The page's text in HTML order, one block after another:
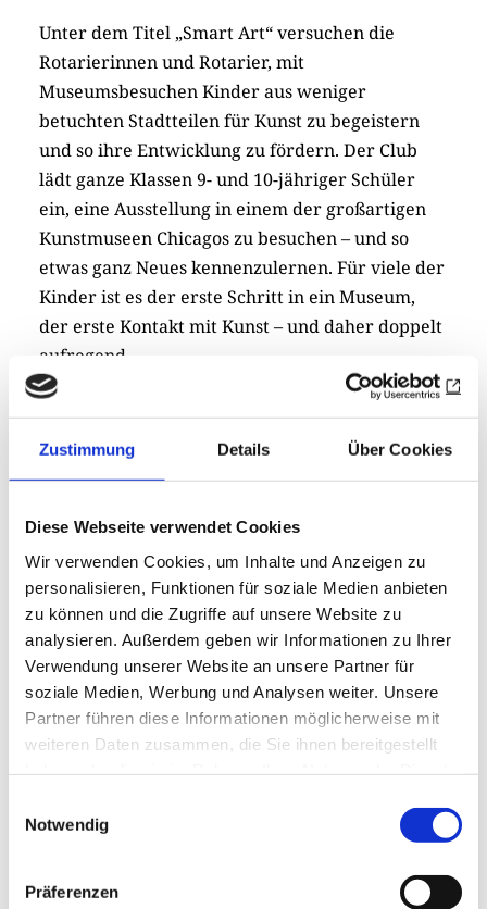
Zustimmung Details Über Cookies
Diese Webseite verwendet Cookies
Wir verwenden Cookies, um Inhalte und Anzeigen zu
personalisieren, Funktionen für soziale Medien anbieten
zu können und die Zugriffe auf unsere Website zu
analysieren. Außerdem geben wir Informationen zu Ihrer
Verwendung unserer Website an unsere Partner für
soziale Medien, Werbung und Analysen weiter. Unsere
Partner führen diese Informationen möglicherweise mit
weiteren Daten zusammen, die Sie ihnen bereitgestellt
Notwendig
Präferenzen
Unter dem Titel „Smart Art“ versuchen die
Rotarierinnen und Rotarier, mit
Museumsbesuchen Kinder aus weniger
betuchten Stadtteilen für Kunst zu begeistern
und so ihre Entwicklung zu fördern. Der Club
lädt ganze Klassen 9- und 10-jähriger Schüler
ein, eine Ausstellung in einem der großartigen
Kunstmuseen Chicagos zu besuchen – und so
etwas ganz Neues kennenzulernen. Für viele der
Kinder ist es der erste Schritt in ein Museum,
der erste Kontakt mit Kunst – und daher doppelt
aufregend.
Zusammen mit den Lehrern wird eine Rundum-
Tour geplant oder ein Thema entwickelt, das
Abstraktes oder völlig ungewohnt Traditionelles
Museumsräume, entdecken und erkunden in alle
Richtungen. Danach werden die Kinder
aufgefordert zu reflektieren, was sie gesehen
und erlebt haben.
Kinder fördern
„Es ist unglaublich berührend, was die Kinder
alles mitnehmen und wie sie ihre Welt hinterher
ganz anders wahrnehmen“, berichten Vickie
Dorgan und Cliff Harstad. Und Gerald ergänzt:
“Einmal bei einer Malaktion nach dem Rundgang
kleiner Junge ein großes rotes Viereck auf sein